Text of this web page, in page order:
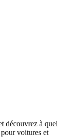
découvrez à quel
voitures et